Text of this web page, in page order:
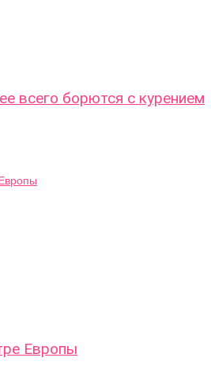
всего борются с курением
Европы